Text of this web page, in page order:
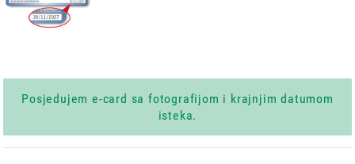
Posjedujem e-card sa fotografijom i krajnjim datumom
isteka.